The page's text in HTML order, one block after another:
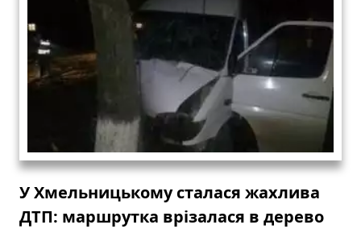
У Хмельницькому сталася жахлива
ДТП: маршрутка врізалася в дерево